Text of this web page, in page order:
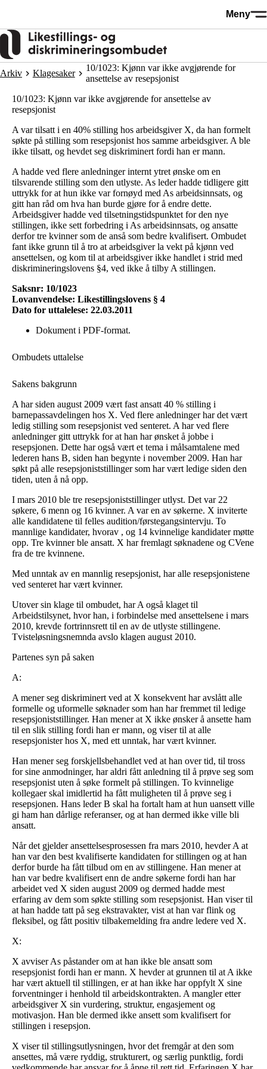
Meny
Arkiv Klagesaker
10/1023: Kjønn var ikke avgjørende for
ansettelse av resepsjonist
10/1023: Kjønn var ikke avgjørende for ansettelse av
resepsjonist
A var tilsatt i en 40% stilling hos arbeidsgiver X, da han formelt
søkte på stilling som resepsjonist hos samme arbeidsgiver. A ble
ikke tilsatt, og hevdet seg diskriminert fordi han er mann.
A hadde ved flere anledninger internt ytret ønske om en
tilsvarende stilling som den utlyste. As leder hadde tidligere gitt
uttrykk for at hun ikke var fornøyd med As arbeidsinnsats, og
gitt han råd om hva han burde gjøre for å endre dette.
Arbeidsgiver hadde ved tilsetningstidspunktet for den nye
stillingen, ikke sett forbedring i As arbeidsinnsats, og ansatte
derfor tre kvinner som de anså som bedre kvalifisert. Ombudet
fant ikke grunn til å tro at arbeidsgiver la vekt på kjønn ved
ansettelsen, og kom til at arbeidsgiver ikke handlet i strid med
diskrimineringslovens §4, ved ikke å tilby A stillingen.
Saksnr: 10/1023
Lovanvendelse: Likestillingslovens § 4
Dato for uttalelese: 22.03.2011
Dokument i PDF-format.
Ombudets uttalelse
Sakens bakgrunn
A har siden august 2009 vært fast ansatt 40 % stilling i
barnepassavdelingen hos X. Ved flere anledninger har det vært
ledig stilling som resepsjonist ved senteret. A har ved flere
anledninger gitt uttrykk for at han har ønsket å jobbe i
resepsjonen. Dette har også vært et tema i målsamtalene med
lederen hans B, siden han begynte i november 2009. Han har
søkt på alle resepsjoniststillinger som har vært ledige siden den
tiden, uten å nå opp.
I mars 2010 ble tre resepsjoniststillinger utlyst. Det var 22
søkere, 6 menn og 16 kvinner. A var en av søkerne. X inviterte
alle kandidatene til felles audition/førstegangsintervju. To
mannlige kandidater, hvorav , og 14 kvinnelige kandidater møtte
opp. Tre kvinner ble ansatt. X har fremlagt søknadene og CVene
fra de tre kvinnene.
Med unntak av en mannlig resepsjonist, har alle resepsjonistene
ved senteret har vært kvinner.
Utover sin klage til ombudet, har A også klaget til
Arbeidstilsynet, hvor han, i forbindelse med ansettelsene i mars
2010, krevde fortrinnsrett til en av de utlyste stillingene.
Tvisteløsningsnemnda avslo klagen august 2010.
Partenes syn på saken
A:
A mener seg diskriminert ved at X konsekvent har avslått alle
formelle og uformelle søknader som han har fremmet til ledige
resepsjoniststillinger. Han mener at X ikke ønsker å ansette ham
til en slik stilling fordi han er mann, og viser til at alle
resepsjonister hos X, med ett unntak, har vært kvinner.
Han mener seg forskjellsbehandlet ved at han over tid, til tross
for sine anmodninger, har aldri fått anledning til å prøve seg som
resepsjonist uten å søke formelt på stillingen. To kvinnelige
kollegaer skal imidlertid ha fått muligheten til å prøve seg i
resepsjonen. Hans leder B skal ha fortalt ham at hun uansett ville
gi ham han dårlige referanser, og at han dermed ikke ville bli
ansatt.
Når det gjelder ansettelsesprosessen fra mars 2010, hevder A at
han var den best kvalifiserte kandidaten for stillingen og at han
derfor burde ha fått tilbud om en av stillingene. Han mener at
han var bedre kvalifisert enn de andre søkerne fordi han har
arbeidet ved X siden august 2009 og dermed hadde mest
erfaring av dem som søkte stilling som resepsjonist. Han viser til
at han hadde tatt på seg ekstravakter, vist at han var flink og
fleksibel, og fått positiv tilbakemelding fra andre ledere ved X.
X:
X avviser As påstander om at han ikke ble ansatt som
resepsjonist fordi han er mann. X hevder at grunnen til at A ikke
har vært aktuell til stillingen, er at han ikke har oppfylt X sine
forventninger i henhold til arbeidskontrakten. A mangler etter
arbeidsgiver X sin vurdering, struktur, engasjement og
motivasjon. Han ble dermed ikke ansett som kvalifisert for
stillingen i resepsjon.
X viser til stillingsutlysningen, hvor det fremgår at den som
ansettes, må være ryddig, strukturert, og særlig punktlig, fordi